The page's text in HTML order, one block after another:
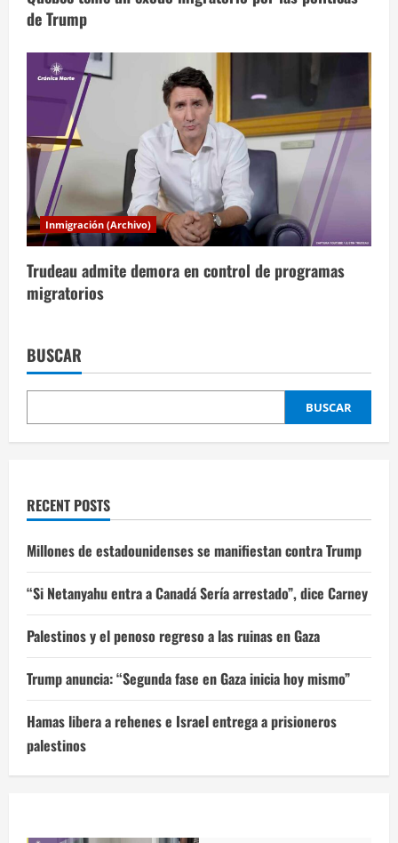
de Trump
Inmigración (Archivo)
Trudeau admite demora en control de programas
migratorios
BUSCAR
BUSCAR
RECENT POSTS
Millones de estadounidenses se manifiestan contra Trump
“Si Netanyahu entra a Canadá Sería arrestado”, dice Carney
Palestinos y el penoso regreso a las ruinas en Gaza
Trump anuncia: “Segunda fase en Gaza inicia hoy mismo”
Hamas libera a rehenes e Israel entrega a prisioneros
palestinos